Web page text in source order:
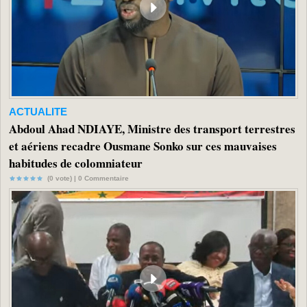
ACTUALITE
Abdoul Ahad NDIAYE, Ministre des transport terrestres
et aériens recadre Ousmane Sonko sur ces mauvaises
habitudes de colomniateur
(0 vote) | 0 Commentaire